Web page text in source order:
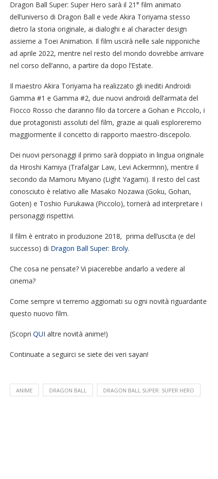
Dragon Ball Super: Super Hero sarà il 21° film animato
dell’universo di Dragon Ball e vede Akira Toriyama stesso
dietro la storia originale, ai dialoghi e al character design
assieme a Toei Animation. Il film uscirà nelle sale nipponiche
ad aprile 2022, mentre nel resto del mondo dovrebbe arrivare
nel corso dell’anno, a partire da dopo l’Estate.
Il maestro Akira Toriyama ha realizzato gli inediti Androidi
Gamma #1 e Gamma #2, due nuovi androidi dell’armata del
Fiocco Rosso che daranno filo da torcere a Gohan e Piccolo, i
due protagonisti assoluti del film, grazie ai quali esploreremo
maggiormente il concetto di rapporto maestro-discepolo.
Dei nuovi personaggi il primo sarà doppiato in lingua originale
da Hiroshi Kamiya (Trafalgar Law, Levi Ackermnn), mentre il
secondo da Mamoru Miyano (Light Yagami). Il resto del cast
conosciuto è relativo alle Masako Nozawa (Goku, Gohan,
Goten) e Toshio Furukawa (Piccolo), tornerà ad interpretare i
personaggi rispettivi.
Il film è entrato in produzione 2018, prima dell’uscita (e del
successo) di Dragon Ball Super: Broly.
Che cosa ne pensate? Vi piacerebbe andarlo a vedere al
cinema?
Come sempre vi terremo aggiornati su ogni novità riguardante
questo nuovo film.
(Scopri QUI altre novità anime!)
Continuate a seguirci se siete dei veri sayan!
ANIME DRAGON BALL DRAGON BALL SUPER: SUPER HERO